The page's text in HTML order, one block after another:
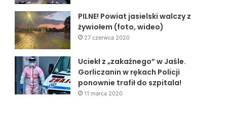
PILNE! Powiat jasielski walczy z
żywiołem (foto, wideo)
27 czerwca 2020
Uciekł z „zakaźnego” w Jaśle.
Gorliczanin w rękach Policji
ponownie trafił do szpitala!
11 marca 2020